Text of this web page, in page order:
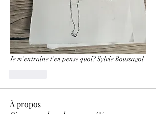
Je m'entraîne t'en pense quoi? Sylvie Boussagol
À propos